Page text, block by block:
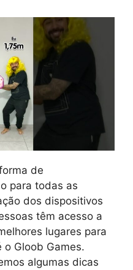
de
para todas as
dos dispositivos
têm acesso a
lugares para
Gloob Games.
algumas dicas